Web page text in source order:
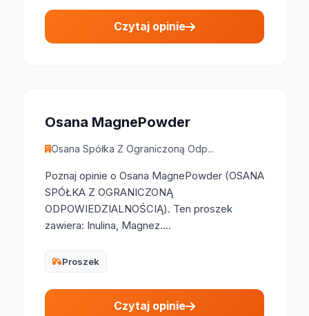
Czytaj opinie
Osana MagnePowder
Osana Spółka Z Ograniczoną Odp...
Poznaj opinie o Osana MagnePowder (OSANA
SPÓŁKA Z OGRANICZONĄ
ODPOWIEDZIALNOŚCIĄ). Ten proszek
zawiera: Inulina, Magnez....
Proszek
Czytaj opinie